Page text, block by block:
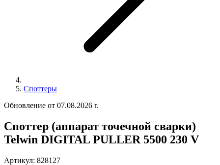
Споттеры
Обновление от 07.08.2026 г.
Споттер (аппарат точечной сварки)
Telwin DIGITAL PULLER 5500 230 V
Артикул: 828127